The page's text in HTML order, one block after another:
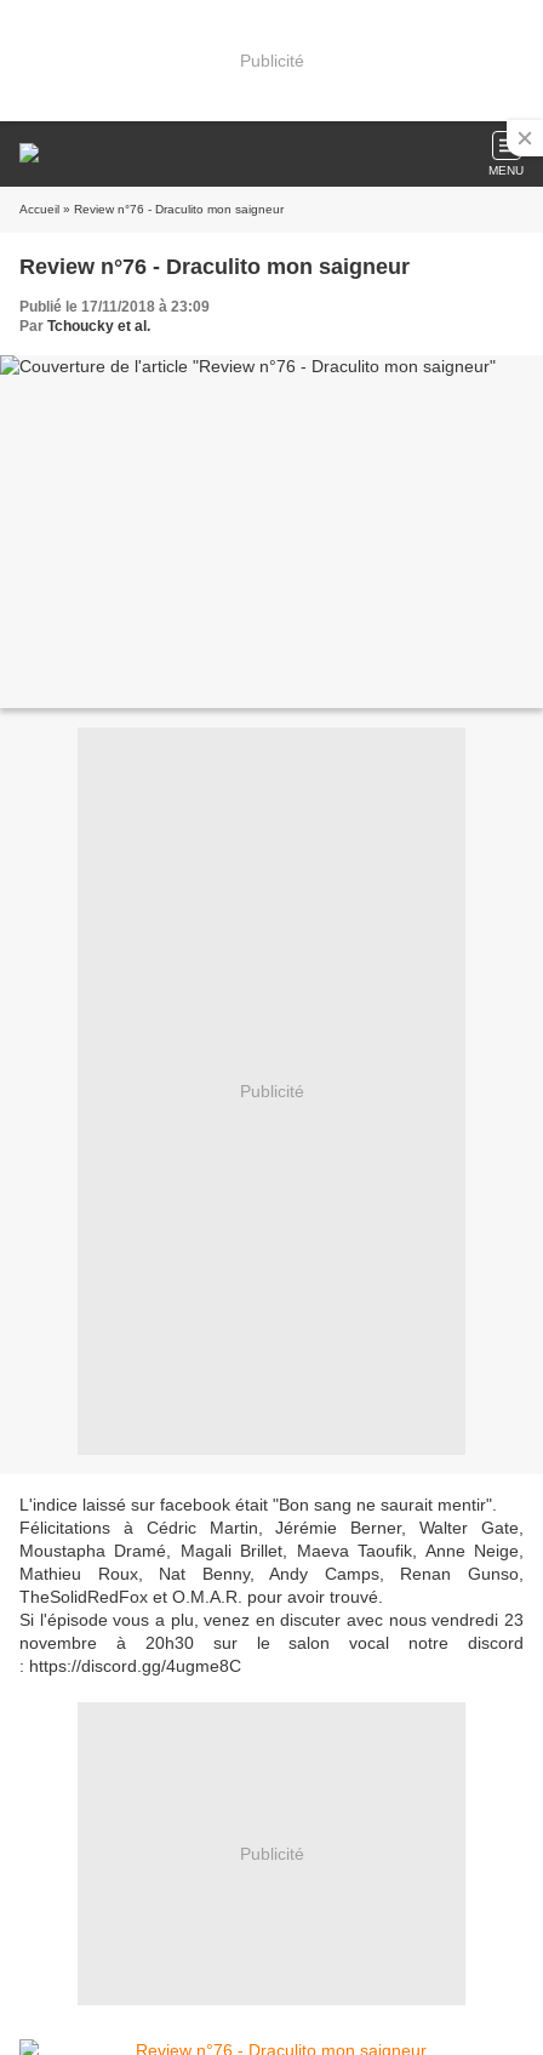
Publicité
MENU
Accueil » Review n°76 - Draculito mon saigneur
Review n°76 - Draculito mon saigneur
Publié le 17/11/2018 à 23:09
Par Tchoucky et al.
Publicité
L'indice laissé sur facebook était "Bon sang ne saurait mentir".
Félicitations à Cédric Martin, Jérémie Berner, Walter Gate,
Moustapha Dramé, Magali Brillet, Maeva Taoufik, Anne Neige,
Mathieu Roux, Nat Benny, Andy Camps, Renan Gunso,
TheSolidRedFox et O.M.A.R. pour avoir trouvé.
Si l'épisode vous a plu, venez en discuter avec nous vendredi 23
novembre à 20h30 sur le salon vocal notre discord
: https://discord.gg/4ugme8C
Publicité